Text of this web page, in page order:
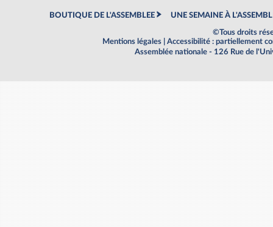
BOUTIQUE DE L'ASSEMBLEE UNE SEMAINE À
©Tous droits
Mentions légales
Accessibilité : partiellement
Assemblée nationale - 126 Rue de